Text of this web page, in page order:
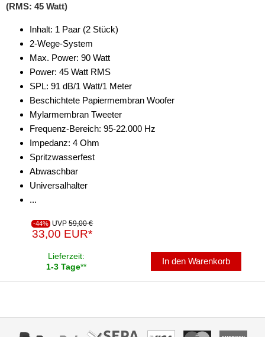
(RMS: 45 Watt)
Inhalt: 1 Paar (2 Stück)
2-Wege-System
Max. Power: 90 Watt
Power: 45 Watt RMS
SPL: 91 dB/1 Watt/1 Meter
Beschichtete Papiermembran Woofer
Mylarmembran Tweeter
Frequenz-Bereich: 95-22.000 Hz
Impedanz: 4 Ohm
Spritzwasserfest
Abwaschbar
Universalhalter
...
-44% UVP 59,00 €
33,00 EUR*
Lieferzeit:
1-3 Tage**
In den Warenkorb